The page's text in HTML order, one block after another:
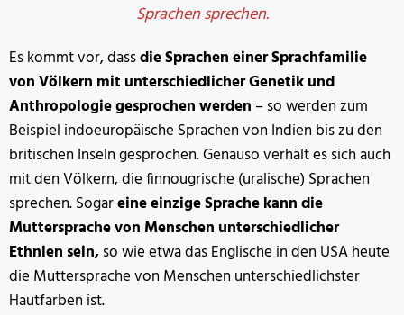
Sprachen sprechen.
Es kommt vor, dassdie Sprachen einer Sprachfamilie
von Völkern mit unterschiedlicher Genetik und
Anthropologie gesprochen werden – so werden zum
Beispiel indoeuropäische Sprachen von Indien bis zu den
britischen Inseln gesprochen. Genauso verhält es sich auch
mit den Völkern, die finnougrische (uralische) Sprachen
sprechen. Sogareine einzige Sprache kann die
Muttersprache von Menschen unterschiedlicher
Ethnien sein,so wie etwa das Englische in den USA heute
die Muttersprache von Menschen unterschiedlichster
Hautfarben ist.